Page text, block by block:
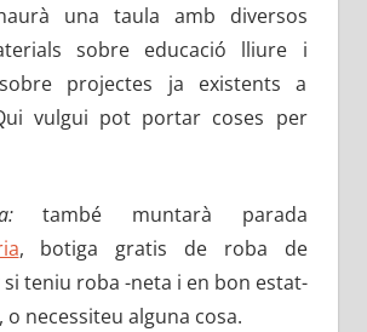
una taula amb diversos
sobre educació lliure i
projectes ja existents a
vulgui pot portar coses per
també muntarà parada
, botiga gratis de roba de
si teniu roba -neta i en bon estat-
o necessiteu alguna cosa.